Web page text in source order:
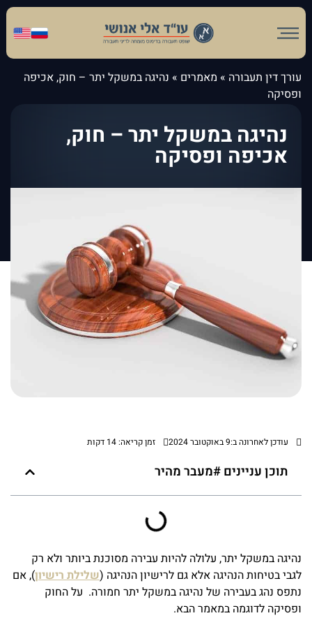
עורך דין תעבורה » מאמרים » נהיגה במשקל יתר – חוק, אכיפה
ופסיקה
נהיגה במשקל יתר – חוק,
אכיפה ופסיקה
עודכן לאחרונה ב:9 באוקטובר 2024 זמן קריאה: 14 דקות
תוכן עניינים #מעבר מהיר
נהיגה במשקל יתר, עלולה להיות עבירה מסוכנת ביותר ולא רק
לגבי בטיחות הנהיגה אלא גם לרישיון הנהיגה (שלילת רישיון), אם
נתפס נהג בעבירה של נהיגה במשקל יתר חמורה. על החוק
ופסיקה לדוגמה במאמר הבא.